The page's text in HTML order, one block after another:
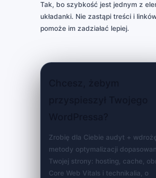
Tak, bo szybkość jest jednym z
układanki. Nie zastąpi treści i
pomoże im zadziałać lepiej.
Zrobię dla Ciebie audyt +
metody optymalizacji
Twojej strony: hosting, cache,
Core Web Vitals i technikalia, o